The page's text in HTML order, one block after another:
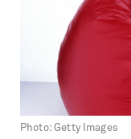
Photo:Getty Images